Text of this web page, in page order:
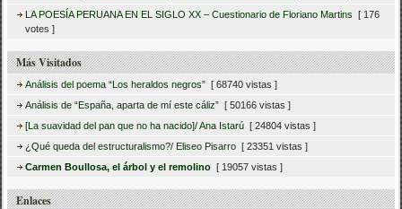
LA POESÍA PERUANA EN EL SIGLO XX – Cuestionario de Floriano Martins [ 176
votes ]
Más Visitados
Análisis del poema “Los heraldos negros” [ 68740 vistas ]
Análisis de “España, aparta de mí este cáliz” [ 50166 vistas ]
[La suavidad del pan que no ha nacido]/ Ana Istarú [ 24804 vistas ]
¿Qué queda del estructuralismo?/ Eliseo Pisarro [ 23351 vistas ]
Carmen Boullosa, el árbol y el remolino [ 19057 vistas ]
Enlaces